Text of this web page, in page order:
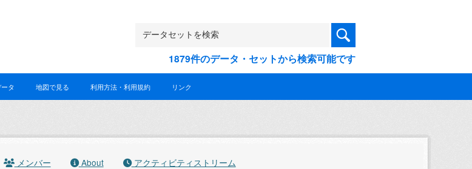
1879件のデータ・セットから検索可能です
タ 地図で見る 利用方法・利用規約 リンク
メンバー About アクティビティストリーム